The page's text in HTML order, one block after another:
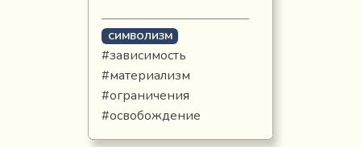
СИМВОЛИЗМ
#зависимость
#материализм
#ограничения
#освобождение